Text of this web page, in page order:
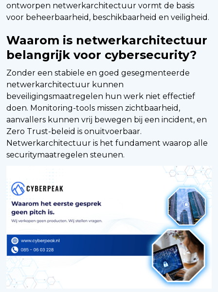
ontworpen netwerkarchitectuur vormt de basis
voor beheerbaarheid, beschikbaarheid en veiligheid.
Waarom is netwerkarchitectuur
belangrijk voor cybersecurity?
Zonder een stabiele en goed gesegmenteerde
netwerkarchitectuur kunnen
beveiligingsmaatregelen hun werk niet effectief
doen. Monitoring-tools missen zichtbaarheid,
aanvallers kunnen vrij bewegen bij een incident, en
Zero Trust-beleid is onuitvoerbaar.
Netwerkarchitectuur is het fundament waarop alle
securitymaatregelen steunen.